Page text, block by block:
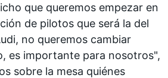
que queremos empezar en
de pilotos que será la del
no queremos cambiar
es importante para nosotros",
sobre la mesa quiénes